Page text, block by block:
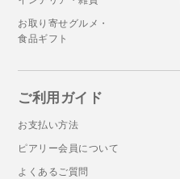
お取り寄せグルメ・
食品ギフト
ご利用ガイド
お支払い方法
ピアリー会員について
よくあるご質問